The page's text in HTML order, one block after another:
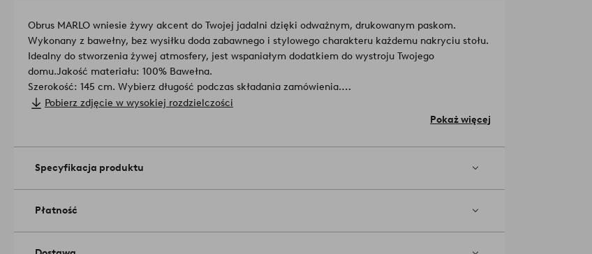
Obrus MARLO wniesie żywy akcent do Twojej jadalni dzięki odważnym, drukowanym paskom.
Wykonany z bawełny, bez wysiłku doda zabawnego i stylowego charakteru każdemu nakryciu stołu.
Idealny do stworzenia żywej atmosfery, jest wspaniałym dodatkiem do wystroju Twojego
domu.
Jakość materiału: 100% Bawełna.
Szerokość: 145 cm. Wybierz długość podczas składania zamówienia.
Technika rzemieślnicza: nadrukowana.
Delikatne pranie w temperaturze 30°C. Nie używaj wybielacza. Nie prać chemicznie.Numer
artykułu: 2171007-01
Pobierz zdjęcie w wysokiej rozdzielczości
Pokaż więcej
Specyfikacja produktu
Płatność